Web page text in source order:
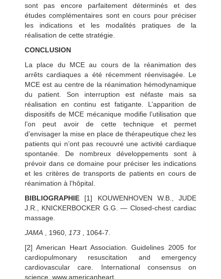
sont pas encore parfaitement déterminés et des
études complémentaires sont en cours pour préciser
les indications et les modalités pratiques de la
réalisation de cette stratégie.
CONCLUSION
La place du MCE au cours de la réanimation des
arrêts cardiaques a été récemment réenvisagée. Le
MCE est au centre de la réanimation hémodynamique
du patient. Son interruption est néfaste mais sa
réalisation en continu est fatigante. L’apparition de
dispositifs de MCE mécanique modifie l’utilisation que
l’on peut avoir de cette technique et permet
d’envisager la mise en place de thérapeutique chez les
patients qui n’ont pas recouvré une activité cardiaque
spontanée. De nombreux développements sont à
prévoir dans ce domaine pour préciser les indications
et les critères de transports de patients en cours de
réanimation à l’hôpital.
BIBLIOGRAPHIE [1] KOUWENHOVEN W.B., JUDE
J.R., KNICKERBOCKER G.G. — Closed-chest cardiac
massage.
JAMA , 1960, 173 , 1064-7.
[2] American Heart Association. Guidelines 2005 for
cardiopulmonary resuscitation and emergency
cardiovascular care. International consensus on
science. www.americanheart.